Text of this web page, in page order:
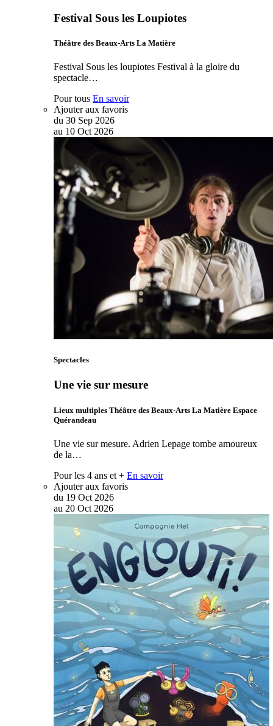
Festival Sous les Loupiotes
Théâtre des Beaux-Arts La Matière
Festival Sous les loupiotes Festival à la gloire du
spectacle…
Pour tous En savoir
Ajouter aux favoris
du 30 Sep 2026
au 10 Oct 2026
Spectacles
Une vie sur mesure
Lieux multiples Théâtre des Beaux-Arts La Matière Espace
Quérandeau
Une vie sur mesure. Adrien Lepage tombe amoureux
de la…
Pour les 4 ans et + En savoir
Ajouter aux favoris
du 19 Oct 2026
au 20 Oct 2026